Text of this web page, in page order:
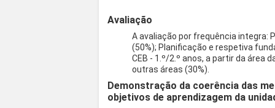
Avaliação
A avaliação por frequência integra:
(50%); Planificação e respetiva
CEB - 1.º/2.º anos, a partir da área
outras áreas (30%).
Demonstração da coerência das
objetivos de aprendizagem da